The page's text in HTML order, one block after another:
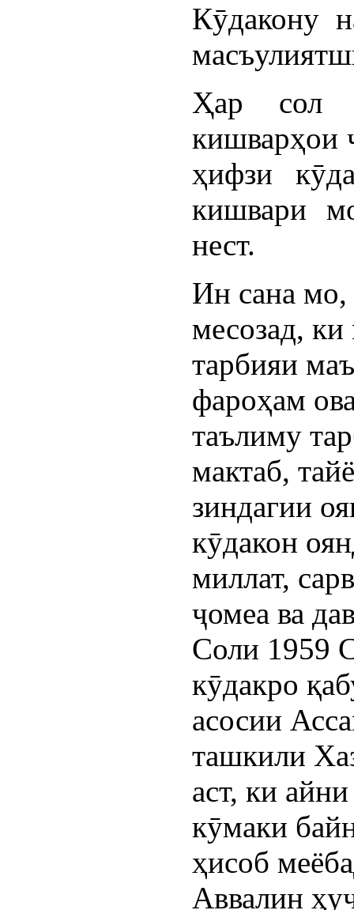
Кӯдакону
Ҳар сол
кишварҳои
ҳифзи
кишвари
нест.
Ин сана
месозад, ки
тарбияи
фароҳам
таълиму
мактаб,
зиндагии
кӯдакон
миллат,
ҷомеа ва
Соли 1959
кӯдакро
асосии
ташкили
аст, ки
кӯмаки
ҳисоб
Аввалин